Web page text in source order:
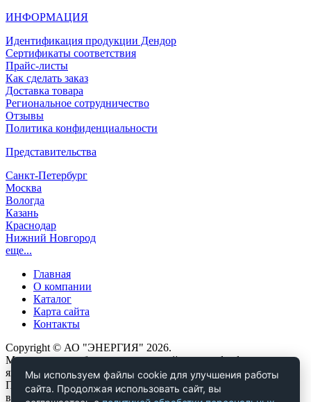
Мы используем файлы cookie для улучшения работы
сайта. Продолжая использовать сайт, вы
ИНФОРМАЦИЯ
Идентификация продукции Дендор
Сертификаты соответствия
Прайс-листы
Как сделать заказ
Доставка товара
Региональное сотрудничество
Отзывы
Политика конфиденциальности
Представительства
Санкт-Петербург
Москва
Вологда
Казань
Краснодар
Нижний Новгород
еще...
Главная
О компании
Каталог
Карта сайта
Контакты
Copyright © АО "ЭНЕРГИЯ" 2026.
Материалы, опубликованные на сайте www.dendor.ru,
являются объектами авторских и исключительных прав.
Полное или частичное копирование любых материалов сайта
возможно только при наличии ссылки на источник.